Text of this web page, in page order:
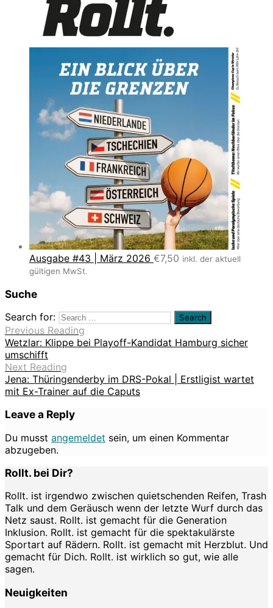
Ausgabe #43 | März 2026 €7,50 inkl. der aktuell
gültigen MwSt.
Suche
Search for:
Previous Reading
Wetzlar: Klippe bei Playoff-Kandidat Hamburg sicher
umschifft
Next Reading
Jena: Thüringenderby im DRS-Pokal | Erstligist wartet
mit Ex-Trainer auf die Caputs
Leave a Reply
Du musst angemeldet sein, um einen Kommentar
abzugeben.
Rollt. bei Dir?
Rollt. ist irgendwo zwischen quietschenden Reifen, Trash
Talk und dem Geräusch wenn der letzte Wurf durch das
Netz saust. Rollt. ist gemacht für die Generation
Inklusion. Rollt. ist gemacht für die spektakulärste
Sportart auf Rädern. Rollt. ist gemacht mit Herzblut. Und
gemacht für Dich. Rollt. ist wirklich so gut, wie alle
sagen.
Neuigkeiten